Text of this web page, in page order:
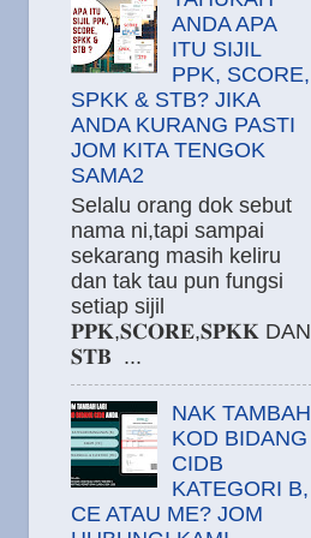
ANDA APA
ITU SIJIL
PPK, SCORE,
SPKK & STB? JIKA
ANDA KURANG PASTI
JOM KITA TENGOK
SAMA2
Selalu orang dok sebut
nama ni,tapi sampai
sekarang masih keliru
dan tak tau pun fungsi
setiap sijil
𝐏𝐏𝐊,𝐒𝐂𝐎𝐑𝐄,𝐒𝐏𝐊𝐊 DAN
𝐒𝐓𝐁 ...
NAK TAMBAH
KOD BIDANG
CIDB
KATEGORI B,
CE ATAU ME? JOM